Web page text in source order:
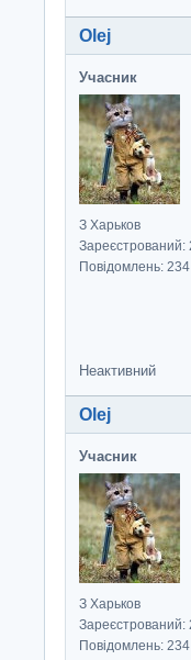
Olej
Учасник
З Харьков
Зареєстрований:
Повідомлень: 234
Неактивний
Olej
Учасник
З Харьков
Зареєстрований:
Повідомлень: 234